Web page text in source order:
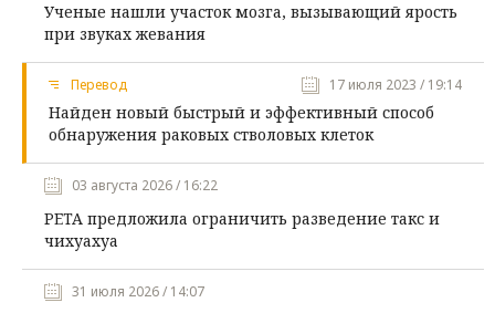
Ученые нашли участок мозга, вызывающий ярость
при звуках жевания
Перевод 17 июля 2023 / 19:14
Найден новый быстрый и эффективный способ
обнаружения раковых стволовых клеток
03 августа 2026 / 16:22
PETA предложила ограничить разведение такс и
чихуахуа
31 июля 2026 / 14:07